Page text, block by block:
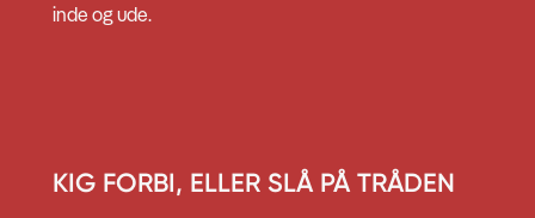
inde og ude.
KIG FORBI, ELLER SLÅ PÅ TRÅDEN